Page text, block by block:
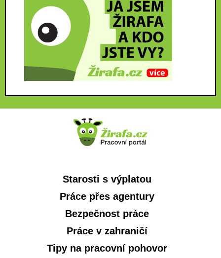
Starosti s výplatou
Práce přes agentury
Bezpečnost práce
Práce v zahraničí
Tipy na pracovní pohovor